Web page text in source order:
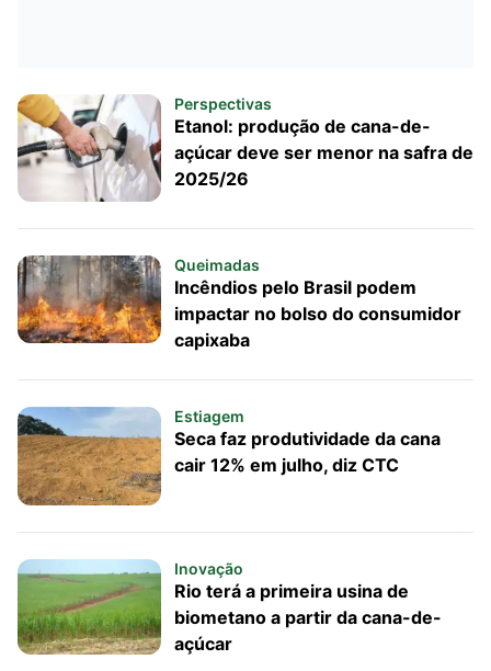
Perspectivas
Etanol: produção de cana-de-
açúcar deve ser menor na safra de
2025/26
Queimadas
Incêndios pelo Brasil podem
impactar no bolso do consumidor
capixaba
Estiagem
Seca faz produtividade da cana
cair 12% em julho, diz CTC
Inovação
Rio terá a primeira usina de
biometano a partir da cana-de-
açúcar